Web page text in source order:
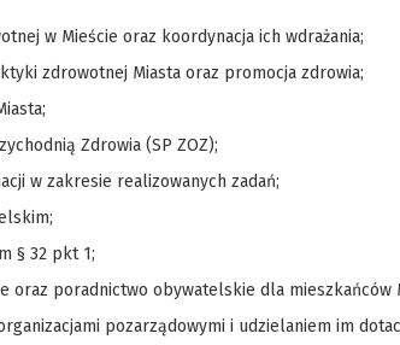
w Mieście oraz koordynacja ich wdrażania;
zdrowotnej Miasta oraz promocja zdrowia;
Zdrowia (SP ZOZ);
w zakresie realizowanych zadań;
§ 32 pkt 1;
oraz poradnictwo obywatelskie dla mieszkańców
pozarządowymi i udzielaniem im